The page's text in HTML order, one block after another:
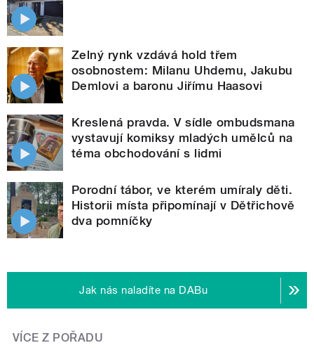
Zelný rynk vzdává hold třem
osobnostem: Milanu Uhdemu, Jakubu
Demlovi a baronu Jiřímu Haasovi
Kreslená pravda. V sídle ombudsmana
vystavují komiksy mladých umělců na
téma obchodování s lidmi
Porodní tábor, ve kterém umíraly děti.
Historii místa připomínají v Dětřichově
dva pomníčky
Jak nás naladíte na DABu
VÍCE Z POŘADU